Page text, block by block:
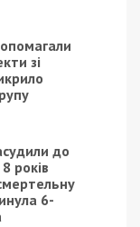
зі
до
років
6-